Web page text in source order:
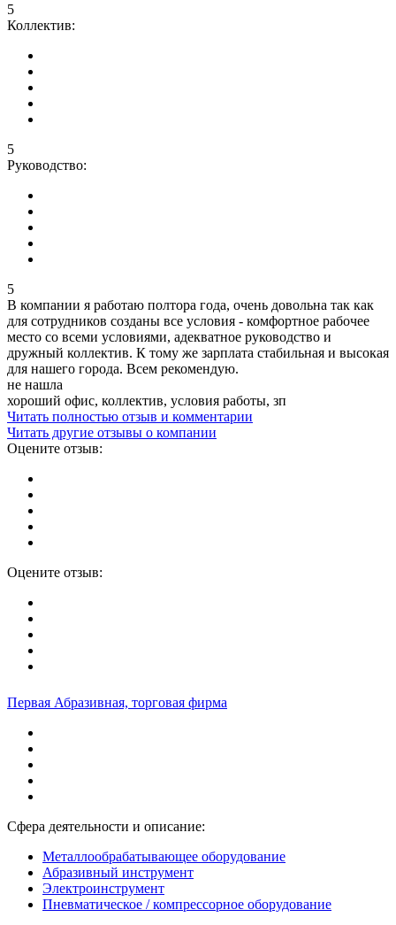
5
Коллектив:
5
Руководство:
5
В компании я работаю полтора года, очень довольна так как
для сотрудников созданы все условия - комфортное рабочее
место со всеми условиями, адекватное руководство и
дружный коллектив. К тому же зарплата стабильная и высокая
для нашего города. Всем рекомендую.
не нашла
хороший офис, коллектив, условия работы, зп
Читать полностью отзыв и комментарии
Читать другие отзывы о компании
Оцените отзыв:
Оцените отзыв:
Первая Абразивная, торговая фирма
Сфера деятельности и описание:
Металлообрабатывающее оборудование
Абразивный инструмент
Электроинструмент
Пневматическое / компрессорное оборудование